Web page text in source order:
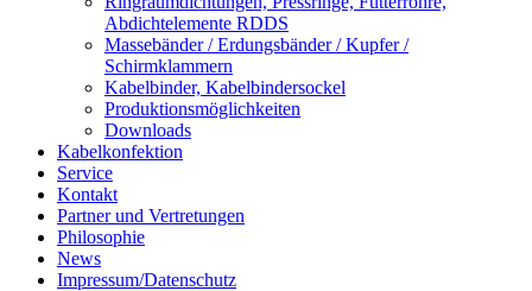
Abdichtelemente RDDS
Massebänder / Erdungsbänder / Kupfer /
Schirmklammern
Kabelbinder, Kabelbindersockel
Produktionsmöglichkeiten
Downloads
Kabelkonfektion
Service
Kontakt
Partner und Vertretungen
Philosophie
News
Impressum/Datenschutz